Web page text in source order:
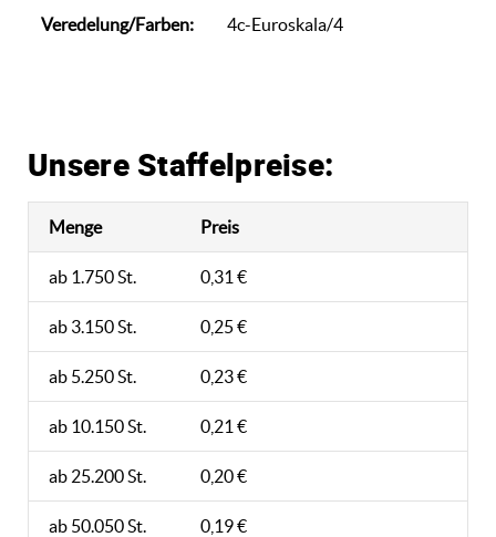
Veredelung/Farben:
4c-Euroskala/4
Unsere Staffelpreise:
Menge Preis
ab 1.750 St. 0,31 €
ab 3.150 St. 0,25 €
ab 5.250 St. 0,23 €
ab 10.150 St. 0,21 €
ab 25.200 St. 0,20 €
ab 50.050 St. 0,19 €